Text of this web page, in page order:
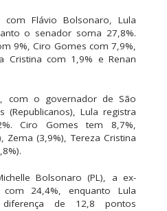
com Flávio Bolsonaro, Lula
o senador soma 27,8%.
9%, Ciro Gomes com 7,9%,
Cristina com 1,9% e Renan
com o governador de São
(Republicanos), Lula registra
Ciro Gomes tem 8,7%,
Zema (3,9%), Tereza Cristina
Bolsonaro (PL), a ex-
com 24,4%, enquanto Lula
de 12,8 pontos